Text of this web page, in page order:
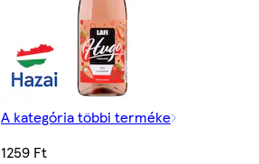
A kategória többi terméke
1259 Ft